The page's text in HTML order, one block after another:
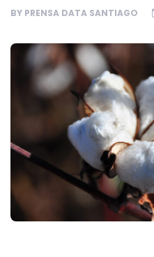
BY PRENSA DATA SANTIAGO